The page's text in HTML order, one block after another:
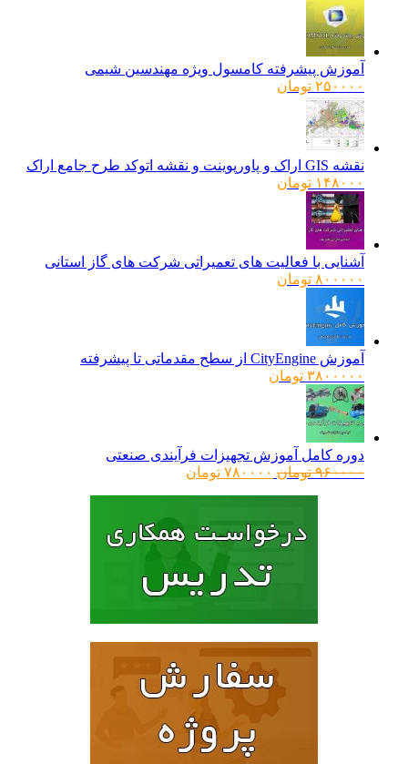
آموزش پیشرفته کامسول ویژه مهندسین شیمی
۲۵۰۰۰۰ تومان
نقشه GIS اراک و پاورپوینت و نقشه اتوکد طرح جامع اراک
۱۴۸۰۰۰ تومان
آشنایی با فعالیت های تعمیراتی شرکت های گاز استانی
۸۰۰۰۰۰ تومان
آموزش CityEngine از سطح مقدماتی تا پیشرفته
۳۸۰۰۰۰۰ تومان
دوره کامل آموزش تجهیزات فرآیندی صنعتی
۹۶۰۰۰۰ تومانقیمت
بود.
۷۸۰۰۰۰ تومانقیمت